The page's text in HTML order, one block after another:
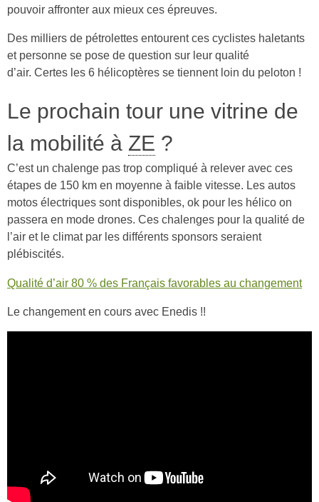
pouvoir affronter aux mieux ces épreuves.
Des milliers de pétrolettes entourent ces cyclistes haletants
et personne se pose de question sur leur qualité
d’air. Certes les 6 hélicoptères se tiennent loin du peloton !
Le prochain tour une vitrine de
la mobilité à ZE ?
C’est un chalenge pas trop compliqué à relever avec ces
étapes de 150 km en moyenne à faible vitesse. Les autos
motos électriques sont disponibles, ok pour les hélico on
passera en mode drones. Ces chalenges pour la qualité de
l’air et le climat par les différents sponsors seraient
plébiscités.
Qualité d’air 80 % des Français favorables au changement
Le changement en cours avec Enedis !!